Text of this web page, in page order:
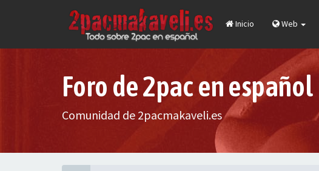
Inicio Web
Foro de 2pac en español
Comunidad de 2pacmakaveli.es